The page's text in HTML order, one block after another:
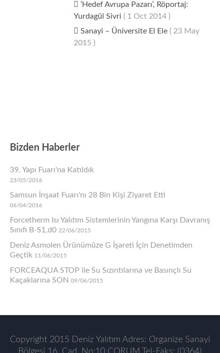
’Hedef Avrupa Pazarı’, Röportaj:
Yurdagül Sivri ( 1 Oct 2014 )
Sanayi – Üniversite El Ele ( 23 May
2015 )
Bizden Haberler
39. Yapı Fuarı'na Katıldık
23/05/2016
Samsun İnşaat Fuarı'nı 28 Bin Kişi Ziyaret Etti
06/04/2016
Forcetherm Isı Yalıtım Sistemlerinin Yangına Karşı Davranış
Sınıfı B-S1,d0 22/06/2015
Deniz Asmolen Ürünümüze G İşareti İçin Denetimden
Geçtik 11/06/2015
FORCEAQUA STOP ile Su Sızıntılarına ve Basınçlı Su
Kaçaklarına SON 09/06/2015
Copyright 2015 Deniz Yalıtım Adres: Organize Sanayi